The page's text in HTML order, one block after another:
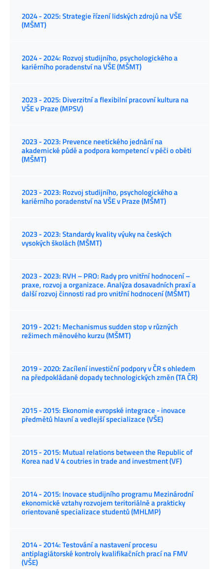
2024 - 2025: Strategie řízení lidských zdrojů na VŠE
(MŠMT)
2024 - 2024: Rozvoj studijního, psychologického a
kariérního poradenství na VŠE (MŠMT)
2023 - 2025: Diverzitní a flexibilní pracovní kultura na
VŠE v Praze (MPSV)
2023 - 2023: Prevence neetického jednání na
akademické půdě a podpora kompetencí v péči o oběti
(MŠMT)
2023 - 2023: Rozvoj studijního, psychologického a
kariérního poradenství na VŠE v Praze (MŠMT)
2023 - 2023: Standardy kvality výuky na českých
vysokých školách (MŠMT)
2023 - 2023: RVH – PRO: Rady pro vnitřní hodnocení –
praxe, rozvoj a organizace. Analýza dosavadních praxí a
další rozvoj činnosti rad pro vnitřní hodnocení (MŠMT)
2019 - 2021: Mechanismus sudden stop v různých
režimech měnového kurzu (MŠMT)
2019 - 2020: Zacílení investiční podpory v ČR s ohledem
na předpokládané dopady technologických změn (TA ČR)
2015 - 2015: Ekonomie evropské integrace - inovace
předmětů hlavní a vedlejší specializace (VŠE)
2015 - 2015: Mutual relations between the Republic of
Korea nad V 4 coutries in trade and investment (VF)
2014 - 2015: Inovace studijního programu Mezinárodní
ekonomické vztahy rozvojem teritoriálně a prakticky
orientované specializace studentů (MHLMP)
2014 - 2014: Testování a nastavení procesu
antiplagiátorské kontroly kvalifikačních prací na FMV
(VŠE)